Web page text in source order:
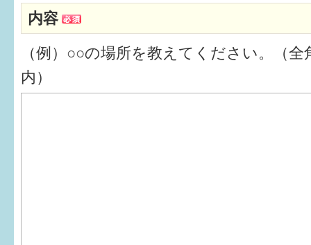
内容
（例）○○の場所を教えてください。（全
内）
イベントレポート
なるほどコラム
メールマガジン